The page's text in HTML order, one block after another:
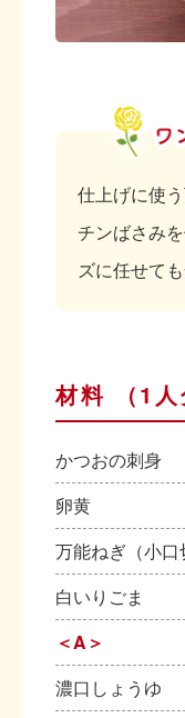
仕上げに使
チンばさみ
ズに任せても
材料 （1人
かつおの刺身
卵黄
万能ねぎ（小口
白いりごま
＜A＞
濃口しょうゆ